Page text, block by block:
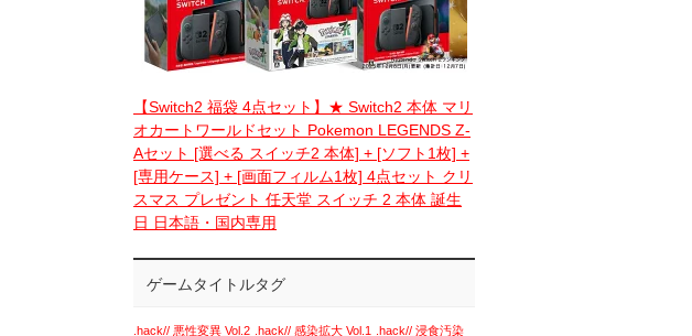
【Switch2 福袋 4点セット】★ Switch2 本体 マリ
オカートワールドセット Pokemon LEGENDS Z-
Aセット [選べる スイッチ2 本体] + [ソフト1枚] +
[専用ケース] + [画面フィルム1枚] 4点セット クリ
スマス プレゼント 任天堂 スイッチ 2 本体 誕生
日 日本語・国内専用
ゲームタイトルタグ
.hack// 悪性変異 Vol.2 .hack// 感染拡大 Vol.1
.hack// 浸食汚染